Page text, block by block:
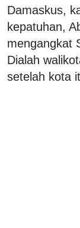
Damaskus,
kepatuhan,
mengangkat
Dialah
setelah kota